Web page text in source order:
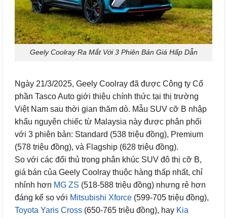
Geely Coolray Ra Mắt Với 3 Phiên Bản Giá Hấp Dẫn
Ngày 21/3/2025, Geely Coolray đã được Công ty Cổ
phần Tasco Auto giới thiệu chính thức tại thị trường
Việt Nam sau thời gian thăm dò. Mẫu SUV cỡ B nhập
khẩu nguyên chiếc từ Malaysia này được phân phối
với 3 phiên bản: Standard (538 triệu đồng), Premium
(578 triệu đồng), và Flagship (628 triệu đồng).
So với các đối thủ trong phân khúc SUV đô thị cỡ B,
giá bán của Geely Coolray thuộc hàng thấp nhất, chỉ
nhỉnh hơn MG ZS (518-588 triệu đồng) nhưng rẻ hơn
đáng kể so với Mitsubishi Xforce (599-705 triệu đồng),
Toyota Yaris Cross (650-765 triệu đồng), hay Kia